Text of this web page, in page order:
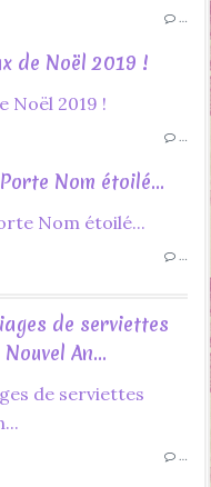
…
de Noël 2019 !
…
Nom étoilé...
…
de serviettes
An...
…